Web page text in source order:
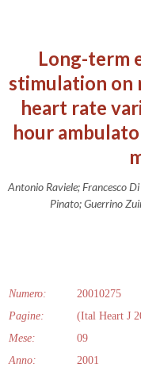
Long-term
stimulation on
heart rate
hour
Antonio Raviele; Francesco
Pinato; Guerrino
Numero:
20010275
Pagine:
(Ital Heart J
Mese:
09
Anno:
2001